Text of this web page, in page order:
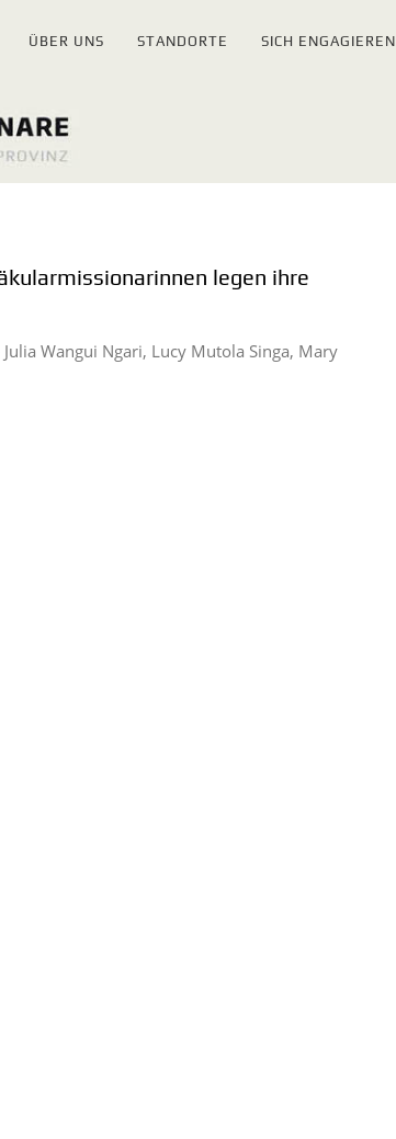
ÜBER UNS STANDORTE SICH ENGAGIEREN
legen ihre
Wangui Ngari, Lucy Mutola Singa, Mary